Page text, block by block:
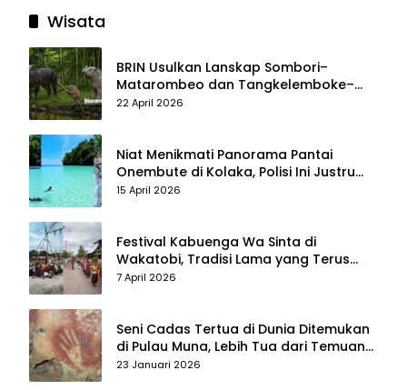
Wisata
BRIN Usulkan Lanskap Sombori–
Matarombeo dan Tangkelemboke–
Mekongga di Sulawesi Tenggara Jadi
22 April 2026
Niat Menikmati Panorama Pantai
Onembute di Kolaka, Polisi Ini Justru
Berakhir Membersihkan Sampah
15 April 2026
Festival Kabuenga Wa Sinta di
Wakatobi, Tradisi Lama yang Terus
Hidup dan Jadi Daya Tarik Wisata
7 April 2026
Seni Cadas Tertua di Dunia Ditemukan
di Pulau Muna, Lebih Tua dari Temuan
di Maros–Pangkep
23 Januari 2026